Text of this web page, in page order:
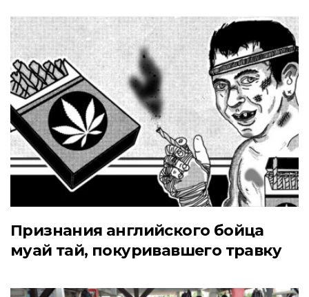
Признания английского бойца
муай тай, покуривавшего травку